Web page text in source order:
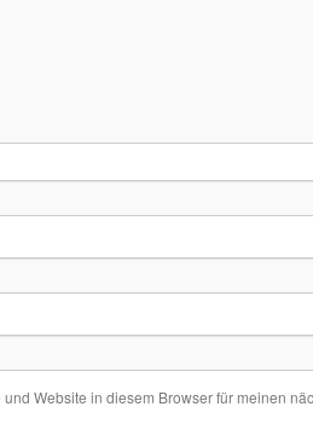
Website in diesem Browser für meinen